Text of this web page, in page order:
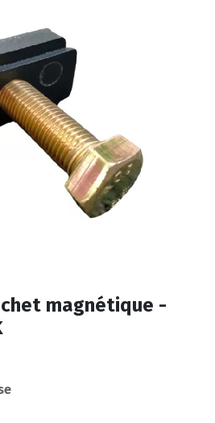
magnétique -